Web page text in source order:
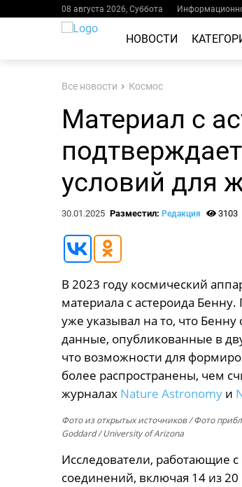
08 августа 2026, Суббота
НОВОСТИ
Все новости Космос
Материал с
условий для
30.01.2025 Разместил: Редакция 3103
В 2023 году космический
материала с астероида
уже указывал на то, что
данные, опубликованные в
что возможности для
более распространены, чем
журналах Nature Astronomyи
Фото из открытых источников/ Фото
Goddard / University of Arizona
Исследователи, работающие
соединений, включая 14 из